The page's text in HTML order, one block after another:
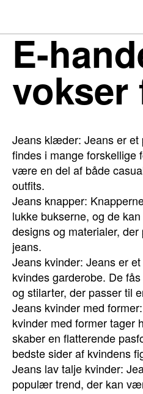
E-
vokser
Jeans klæder: Jeans er
findes i mange forskellige
være en del af både
outfits.
Jeans knapper:
lukke bukserne, og de
designs og materialer,
jeans.
Jeans kvinder: Jeans er
kvindes garderobe. De
og stilarter, der passer til
Jeans kvinder med
kvinder med former tager
skaber en flatterende
bedste sider af kvindens
Jeans lav talje kvinder:
populær trend, der kan